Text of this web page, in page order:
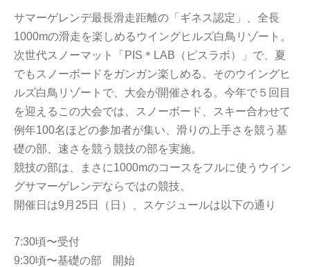
サマーゲレンデ最長滑走距離の「ギネス認定」、全長
1000mの滑走を楽しめるウイングヒルズ白鳥リゾート。
次世代スノーマット「PIS＊LAB（ピスラボ）」で、夏
でもスノーボードをガンガン楽しめる。そのウイングヒ
ルズ白鳥リゾートで、大会が開催される。今年で５回目
を迎えるこの大会では、スノーボード、スキー合わせて
例年100名ほどの参加者が集い、滑りの上手さを競う基
礎の部、速さを競う競技の部を実施。
競技の部は、まさに1000mのコースをフルに使うウイン
グサマーゲレンデならではの競技。
開催日は9月25日（日）、スケジュールは以下の通り
7:30頃〜受付
9:30頃〜基礎の部 開始